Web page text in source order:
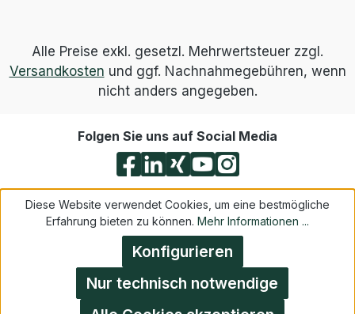
Alle Preise exkl. gesetzl. Mehrwertsteuer zzgl.
Versandkosten und ggf. Nachnahmegebühren, wenn
nicht anders angegeben.
Folgen Sie uns auf Social Media
Diese Website verwendet Cookies, um eine bestmögliche
Erfahrung bieten zu können. Mehr Informationen ...
Nur technisch notwendige
Konfigurieren